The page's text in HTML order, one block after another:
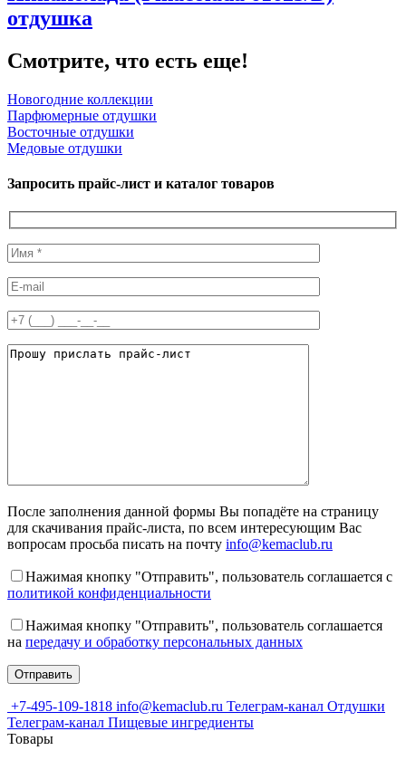
отдушка
Смотрите, что есть еще!
Новогодние коллекции
Парфюмерные отдушки
Восточные отдушки
Медовые отдушки
Запросить прайс-лист и каталог товаров
После заполнения данной формы Вы попадёте на страницу
для скачивания прайс-листа, по всем интересующим Вас
вопросам просьба писать на почту info@kemaclub.ru
Нажимая кнопку "Отправить", пользователь соглашается с
политикой конфиденциальности
Нажимая кнопку "Отправить", пользователь соглашается
на передачу и обработку персональных данных
+7-495-109-1818 info@kemaclub.ru Телеграм-канал Отдушки
Телеграм-канал Пищевые ингредиенты
Товары